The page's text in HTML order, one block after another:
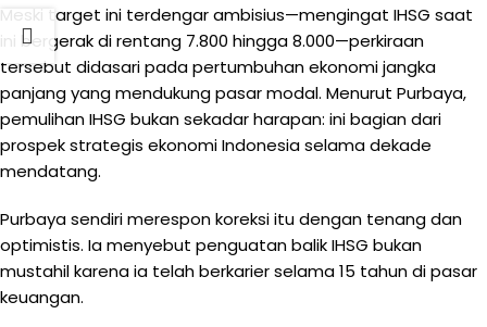
Meski target ini terdengar ambisius—mengingat IHSG saat
ini bergerak di rentang 7.800 hingga 8.000—perkiraan
tersebut didasari pada pertumbuhan ekonomi jangka
panjang yang mendukung pasar modal. Menurut Purbaya,
pemulihan IHSG bukan sekadar harapan: ini bagian dari
prospek strategis ekonomi Indonesia selama dekade
mendatang.
Purbaya sendiri merespon koreksi itu dengan tenang dan
optimistis. Ia menyebut penguatan balik IHSG bukan
mustahil karena ia telah berkarier selama 15 tahun di pasar
keuangan.